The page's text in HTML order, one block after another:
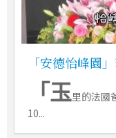
「安德怡峰園
「玉里的法國
10...